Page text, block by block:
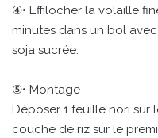
④• Effilocher la volaille
minutes dans un bol
soja sucrée.
⑤• Montage
Déposer 1 feuille nori sur
couche de riz sur le